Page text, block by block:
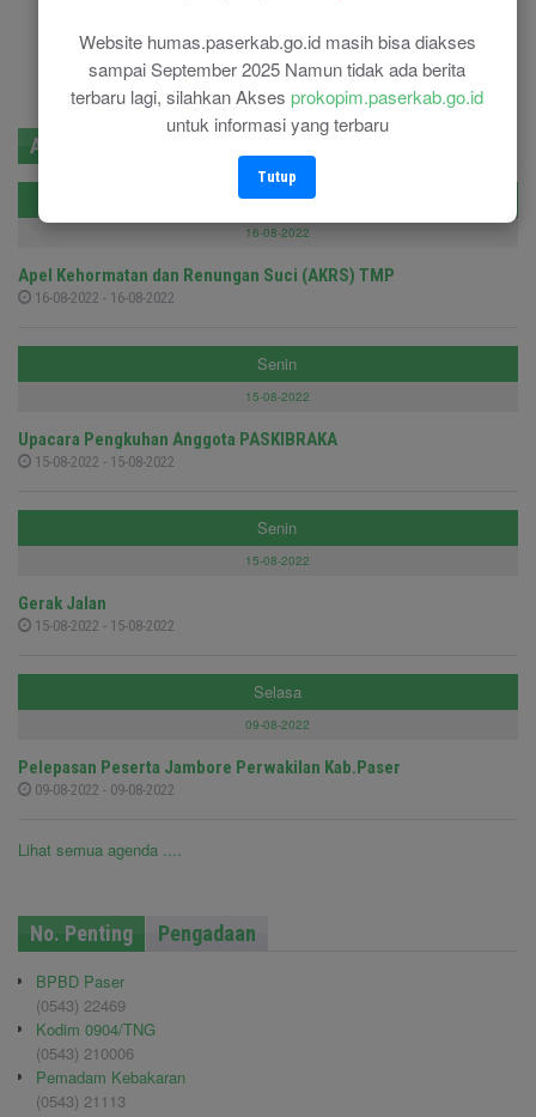
Website humas.paserkab.go.id masih bisa diakses
sampai September 2025 Namun tidak ada berita
terbaru lagi, silahkan Akses prokopim.paserkab.go.id
untuk informasi yang terbaru
Tutup
Agenda
Selasa
16-08-2022
Apel Kehormatan dan Renungan Suci (AKRS) TMP
16-08-2022 - 16-08-2022
Senin
15-08-2022
Upacara Pengkuhan Anggota PASKIBRAKA
15-08-2022 - 15-08-2022
Senin
15-08-2022
Gerak Jalan
15-08-2022 - 15-08-2022
Selasa
09-08-2022
Pelepasan Peserta Jambore Perwakilan Kab.Paser
09-08-2022 - 09-08-2022
Lihat semua agenda ....
No. Penting Pengadaan
BPBD Paser
(0543) 22469
Kodim 0904/TNG
(0543) 210006
Pemadam Kebakaran
(0543) 21113